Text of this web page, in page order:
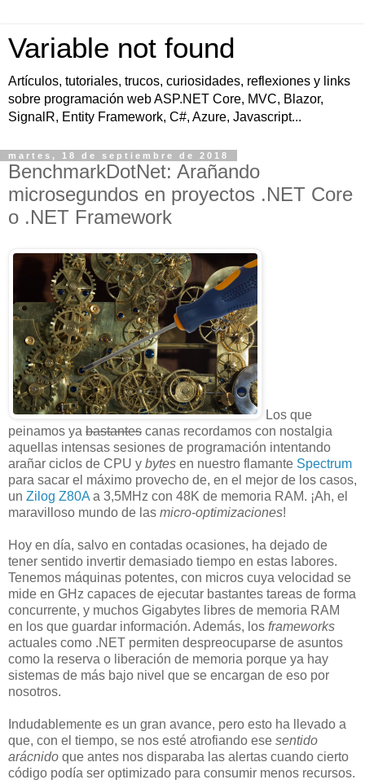
Variable not found
Artículos, tutoriales, trucos, curiosidades, reflexiones y links
sobre programación web ASP.NET Core, MVC, Blazor,
SignalR, Entity Framework, C#, Azure, Javascript...
martes, 18 de septiembre de 2018
BenchmarkDotNet: Arañando
microsegundos en proyectos .NET Core
o .NET Framework
Los que
peinamos ya bastantes canas recordamos con nostalgia
aquellas intensas sesiones de programación intentando
arañar ciclos de CPU y bytes en nuestro flamante Spectrum
para sacar el máximo provecho de, en el mejor de los casos,
un Zilog Z80A a 3,5MHz con 48K de memoria RAM. ¡Ah, el
maravilloso mundo de las micro-optimizaciones!
Hoy en día, salvo en contadas ocasiones, ha dejado de
tener sentido invertir demasiado tiempo en estas labores.
Tenemos máquinas potentes, con micros cuya velocidad se
mide en GHz capaces de ejecutar bastantes tareas de forma
concurrente, y muchos Gigabytes libres de memoria RAM
en los que guardar información. Además, los frameworks
actuales como .NET permiten despreocuparse de asuntos
como la reserva o liberación de memoria porque ya hay
sistemas de más bajo nivel que se encargan de eso por
nosotros.
Indudablemente es un gran avance, pero esto ha llevado a
que, con el tiempo, se nos esté atrofiando ese sentido
arácnido que antes nos disparaba las alertas cuando cierto
código podía ser optimizado para consumir menos recursos.